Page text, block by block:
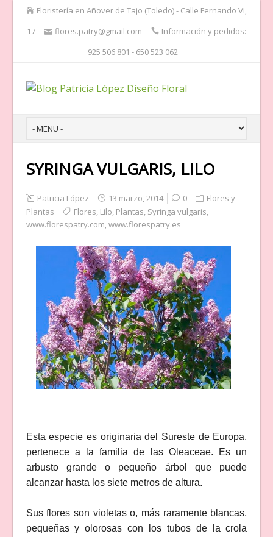
Floristería en Añover de Tajo (Toledo) - Calle Fernando VI,
17
flores.patry@gmail.com
Información y pedidos:
925 506 801 - 650 523 062
SYRINGA VULGARIS, LILO
Patricia López 13 marzo, 2014 0
Flores y
Plantas
Flores, Lilo, Plantas, Syringa vulgaris,
www.florespatry.com,www.florespatry.es
Esta especie es originaria del Sureste de Europa,
pertenece a la familia de las Oleaceae. Es un
arbusto grande o pequeño árbol que puede
alcanzar hasta los siete metros de altura.
Sus flores son violetas o, más raramente blancas,
pequeñas y olorosas con los tubos de la crola